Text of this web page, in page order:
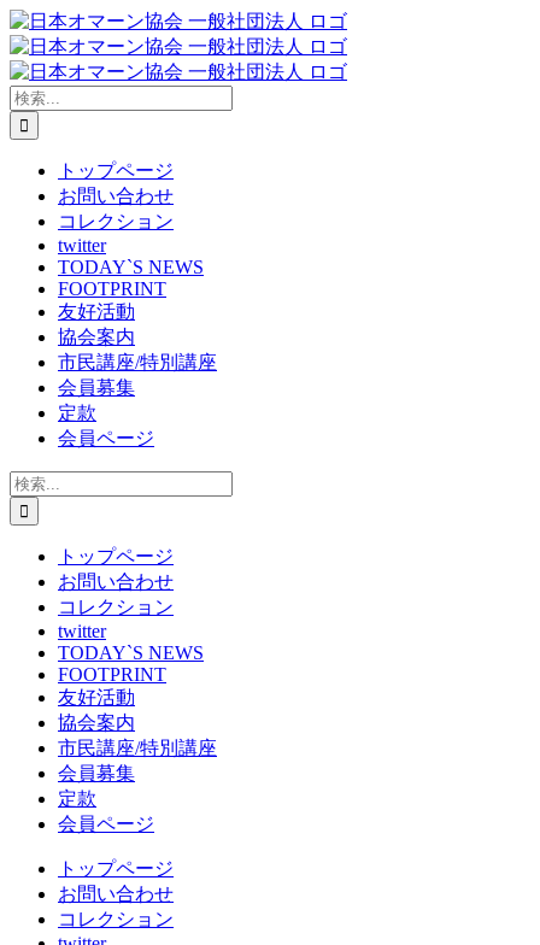
Skip
to
content
検
索
…
トップページ
お問い合わせ
コレクション
twitter
TODAY`S NEWS
FOOTPRINT
友好活動
協会案内
市民講座/特別講座
会員募集
定款
会員ページ
検
索
…
トップページ
お問い合わせ
コレクション
twitter
TODAY`S NEWS
FOOTPRINT
友好活動
協会案内
市民講座/特別講座
会員募集
定款
会員ページ
トップページ
お問い合わせ
コレクション